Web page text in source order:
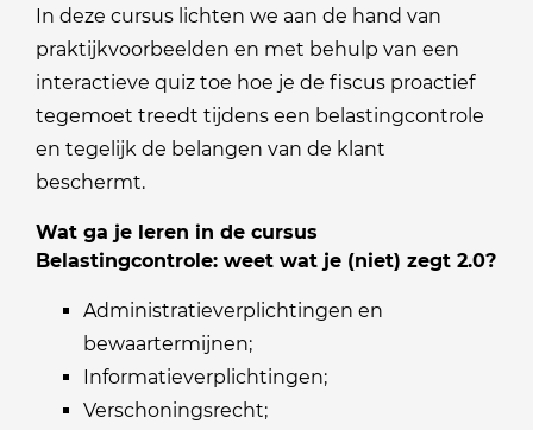
In deze cursus lichten we aan de hand van
praktijkvoorbeelden en met behulp van een
interactieve quiz toe hoe je de fiscus proactief
tegemoet treedt tijdens een belastingcontrole
en tegelijk de belangen van de klant
beschermt.
Wat ga je leren in de cursus
Belastingcontrole: weet wat je (niet) zegt 2.0?
Administratieverplichtingen en
bewaartermijnen;
Informatieverplichtingen;
Verschoningsrecht;